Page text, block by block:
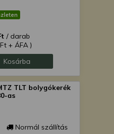
/ darab
+ ÁFA )
Kosárba
TLT bolygókerék
as
Normál szállítás